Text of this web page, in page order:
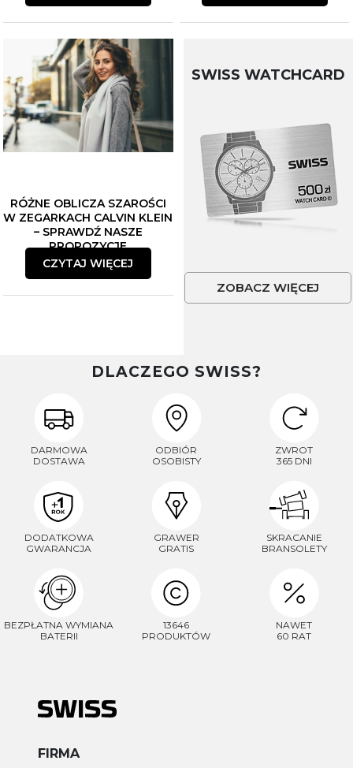
RÓŻNE OBLICZA SZAROŚCI
W ZEGARKACH CALVIN KLEIN
– SPRAWDŹ NASZE
PROPOZYCJE
CZYTAJ WIĘCEJ
SWISS WATCHCARD
ZOBACZ WIĘCEJ
DLACZEGO SWISS?
DARMOWA
DOSTAWA
ODBIÓR
OSOBISTY
ZWROT
365 DNI
DODATKOWA
GWARANCJA
GRAWER
GRATIS
SKRACANIE
BRANSOLETY
BEZPŁATNA WYMIANA
BATERII
13646
PRODUKTÓW
NAWET
60 RAT
FIRMA